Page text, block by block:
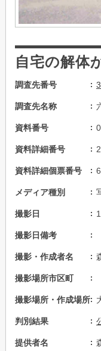
自宅の解体
調査先番号
調査先名称
資料番号
資料詳細番号 2
資料詳細個票番号
メディア種別
撮影日
撮影日備考
撮影・作成者名
撮影場所市区町
撮影場所・作成場所
判別結果
提供者名